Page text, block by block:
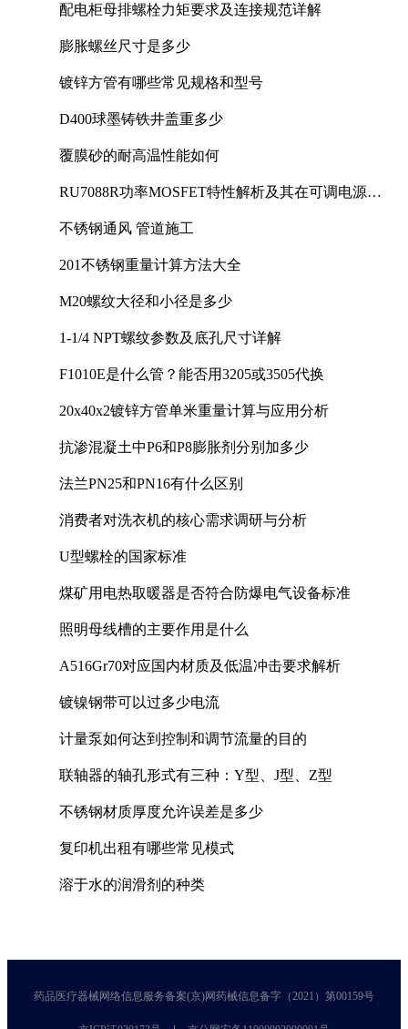
配电柜母排螺栓力矩要求及连接规范详解
膨胀螺丝尺寸是多少
镀锌方管有哪些常见规格和型号
D400球墨铸铁井盖重多少
覆膜砂的耐高温性能如何
RU7088R功率MOSFET特性解析及其在可调电源设
不锈钢通风 管道施工
201不锈钢重量计算方法大全
M20螺纹大径和小径是多少
1-1/4 NPT螺纹参数及底孔尺寸详解
F1010E是什么管？能否用3205或3505代换
20x40x2镀锌方管单米重量计算与应用分析
抗渗混凝土中P6和P8膨胀剂分别加多少
法兰PN25和PN16有什么区别
消费者对洗衣机的核心需求调研与分析
U型螺栓的国家标准
煤矿用电热取暖器是否符合防爆电气设备标准
照明母线槽的主要作用是什么
A516Gr70对应国内材质及低温冲击要求解析
镀镍钢带可以过多少电流
计量泵如何达到控制和调节流量的目的
联轴器的轴孔形式有三种：Y型、J型、Z型
不锈钢材质厚度允许误差是多少
复印机出租有哪些常见模式
溶于水的润滑剂的种类
药品医疗器械网络信息服务备案(京)网药械信息备字（2021）第00159号